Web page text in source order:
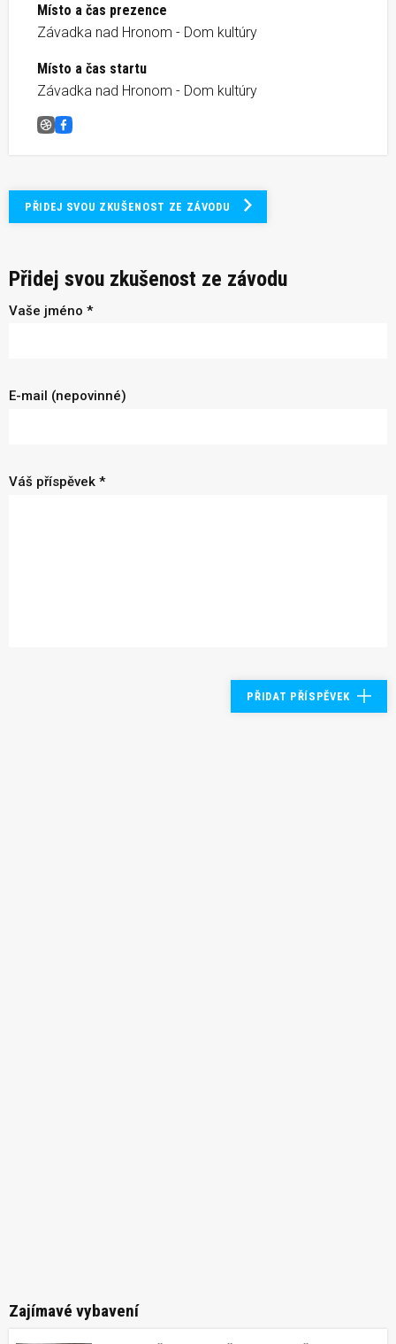
Místo a čas prezence
Závadka nad Hronom - Dom kultúry
Místo a čas startu
Závadka nad Hronom - Dom kultúry
Závadský štvanec
Facebook
PŘIDEJ SVOU ZKUŠENOST ZE ZÁVODU
Přidej svou zkušenost ze závodu
Vaše jméno *
E-mail (nepovinné)
Váš příspěvek *
PŘIDAT PŘÍSPĚVEK
Zajímavé vybavení